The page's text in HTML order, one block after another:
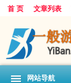
首 页 文章列表
网站导航